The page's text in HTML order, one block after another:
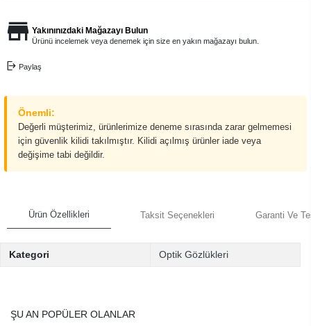
Yakınınızdaki Mağazayı Bulun
Ürünü incelemek veya denemek için size en yakın mağazayı bulun.
Paylaş
Önemli:
Değerli müşterimiz, ürünlerimize deneme sırasında zarar gelmemesi
için güvenlik kilidi takılmıştır. Kilidi açılmış ürünler iade veya
değişime tabi değildir.
Ürün Özellikleri Taksit Seçenekleri Garanti Ve
Kategori Optik Gözlükleri
ŞU AN POPÜLER OLANLAR